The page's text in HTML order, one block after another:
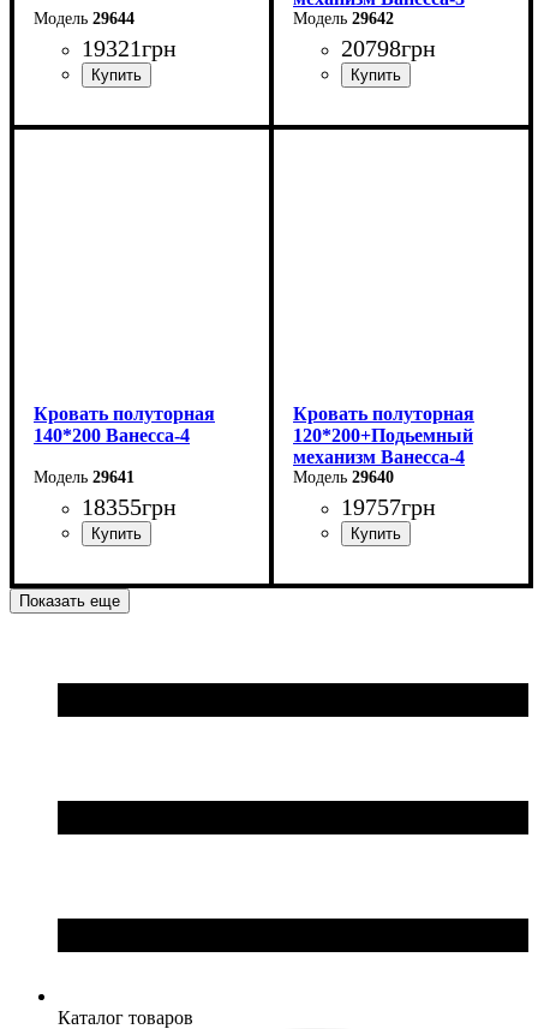
29644
19321грн
Ширина: 186 см
29642
20798грн
Ширина: 166 см
Кровать полуторная
140*200 Ванесса-4
29641
18355грн
Ширина: 166 см
Высота: 86 см
Кровать полуторная
120*200+Подьемный
механизм Ванесса-4
29640
19757грн
Ширина: 146 см
Показать еще
Каталог товаров